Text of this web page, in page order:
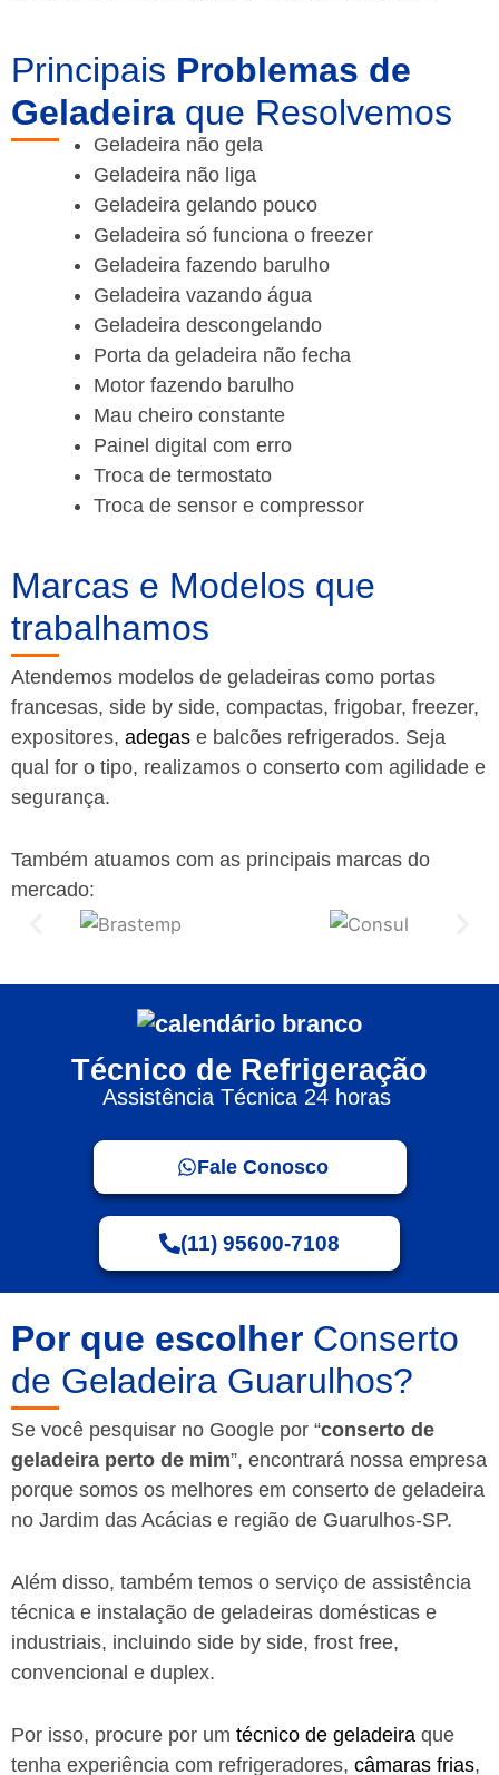
Principais Problemas de
Geladeira que Resolvemos
Geladeira não gela
Geladeira não liga
Geladeira gelando pouco
Geladeira só funciona o freezer
Geladeira fazendo barulho
Geladeira vazando água
Geladeira descongelando
Porta da geladeira não fecha
Motor fazendo barulho
Mau cheiro constante
Painel digital com erro
Troca de termostato
Troca de sensor e compressor
Marcas e Modelos que
trabalhamos
Atendemos modelos de geladeiras como portas
francesas, side by side, compactas, frigobar, freezer,
expositores, adegas e balcões refrigerados. Seja
qual for o tipo, realizamos o conserto com agilidade e
segurança.
Também atuamos com as principais marcas do
mercado:
Técnico de Refrigeração
Assistência Técnica 24 horas
Fale Conosco
(11) 95600-7108
Por que escolher Conserto
de Geladeira Guarulhos?
Se você pesquisar no Google por “conserto de
geladeira perto de mim”, encontrará nossa empresa
porque somos os melhores em conserto de geladeira
no Jardim das Acácias e região de Guarulhos-SP.
Além disso, também temos o serviço de assistência
técnica e instalação de geladeiras domésticas e
industriais, incluindo side by side, frost free,
convencional e duplex.
Por isso, procure por um técnico de geladeira que
tenha experiência com refrigeradores, câmaras frias,